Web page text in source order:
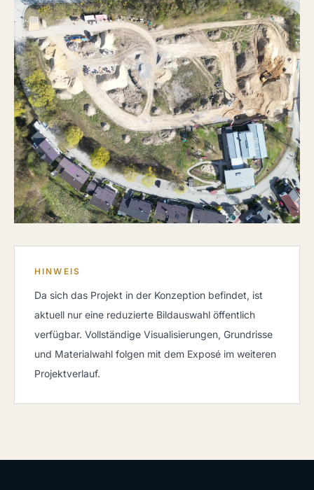
HINWEIS
Da sich das Projekt in der Konzeption befindet, ist
aktuell nur eine reduzierte Bildauswahl öffentlich
verfügbar. Vollständige Visualisierungen, Grundrisse
und Materialwahl folgen mit dem Exposé im weiteren
Projektverlauf.